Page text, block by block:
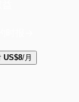
US$8/月